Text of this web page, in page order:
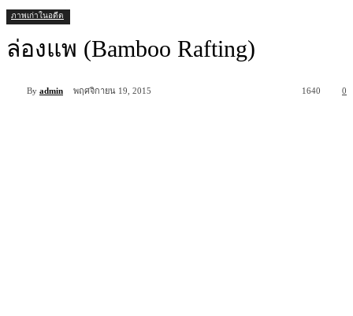
ภาพเก่าในอดีต
ล่องแพ (Bamboo Rafting)
By admin พฤศจิกายน 19, 2015 0
1640